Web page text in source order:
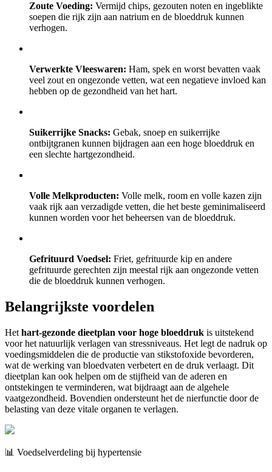
Zoute Voeding: Vermijd chips, gezouten noten en ingeblikte
soepen die rijk zijn aan natrium en de bloeddruk kunnen
verhogen.
Verwerkte Vleeswaren: Ham, spek en worst bevatten vaak
veel zout en ongezonde vetten, wat een negatieve invloed kan
hebben op de gezondheid van het hart.
Suikerrijke Snacks: Gebak, snoep en suikerrijke
ontbijtgranen kunnen bijdragen aan een hoge bloeddruk en
een slechte hartgezondheid.
Volle Melkproducten: Volle melk, room en volle kazen zijn
vaak rijk aan verzadigde vetten, die het beste geminimaliseerd
kunnen worden voor het beheersen van de bloeddruk.
Gefrituurd Voedsel: Friet, gefrituurde kip en andere
gefrituurde gerechten zijn meestal rijk aan ongezonde vetten
die de bloeddruk kunnen verhogen.
Belangrijkste voordelen
Het hart-gezonde dieetplan voor hoge bloeddruk is uitstekend
voor het natuurlijk verlagen van stressniveaus. Het legt de nadruk op
voedingsmiddelen die de productie van stikstofoxide bevorderen,
wat de werking van bloedvaten verbetert en de druk verlaagt. Dit
dieetplan kan ook helpen om de stijfheid van de aderen en
ontstekingen te verminderen, wat bijdraagt aan de algehele
vaatgezondheid. Bovendien ondersteunt het de nierfunctie door de
belasting van deze vitale organen te verlagen.
📊 Voedselverdeling bij hypertensie